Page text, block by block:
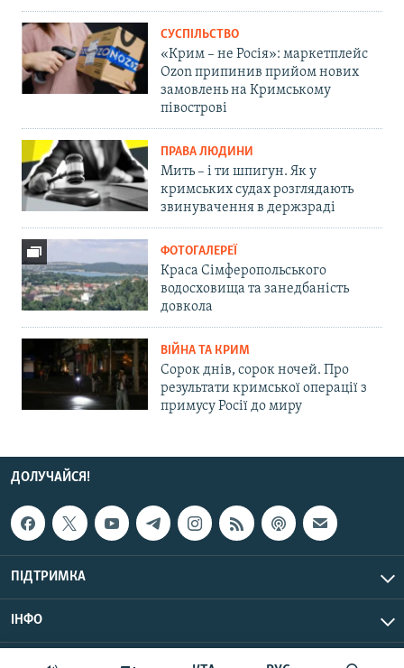
СУСПІЛЬСТВО
«Крим – не Росія»: маркетплейс
Ozon припинив прийом нових
замовлень на Кримському
півострові
ПРАВА ЛЮДИНИ
Мить – і ти шпигун. Як у
кримських судах розглядають
звинувачення в держзраді
ФОТОГАЛЕРЕЇ
Краса Сімферопольського
водосховища та занедбаність
довкола
ВІЙНА ТА КРИМ
Сорок днів, сорок ночей. Про
результати кримської операції з
примусу Росії до миру
ДОЛУЧАЙСЯ!
ПІДТРИМКА
ІНФО